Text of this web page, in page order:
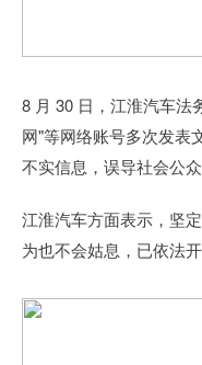
8 月 30 日，江淮汽车法
网"等网络账号多次发表
不实信息，误导社会公
江淮汽车方面表示，坚
为也不会姑息，已依法